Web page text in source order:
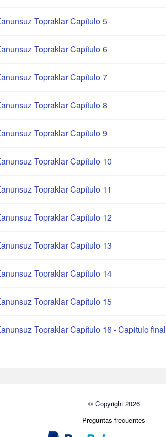
Topraklar Capítulo 5
Topraklar Capítulo 6
Topraklar Capítulo 7
Topraklar Capítulo 8
Topraklar Capítulo 9
Topraklar Capítulo 10
Topraklar Capítulo 11
Topraklar Capítulo 12
Topraklar Capítulo 13
Topraklar Capítulo 14
Topraklar Capítulo 15
Topraklar Capítulo 16 - Capitulo final
© Copyright 2026
Preguntas frecuentes